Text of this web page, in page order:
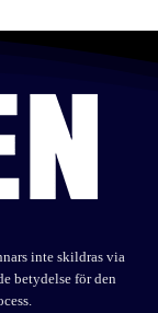
inte skildras via
betydelse för den